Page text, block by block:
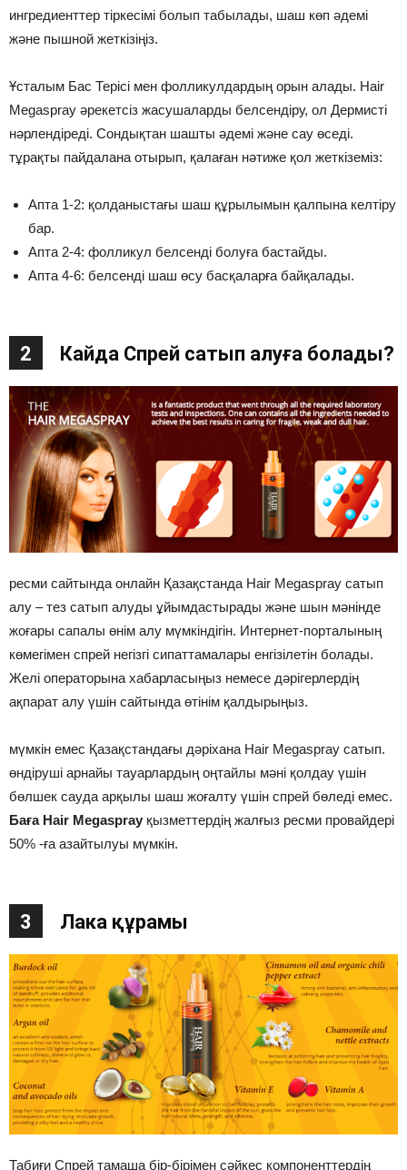
ингредиенттер тіркесімі болып табылады, шаш көп әдемі
және пышной жеткізіңіз.
Ұсталым Бас Терісі мен фолликулдардың орын алады. Hair
Megaspray әрекетсіз жасушаларды белсендіру, ол Дермисті
нәрлендіреді. Сондықтан шашты әдемі және сау өседі.
тұрақты пайдалана отырып, қалаған нәтиже қол жеткіземіз:
Апта 1-2: қолданыстағы шаш құрылымын қалпына келтіру
бар.
Апта 2-4: фолликул белсенді болуға бастайды.
Апта 4-6: белсенді шаш өсу басқаларға байқалады.
2 Кайда Спрей сатып алуға болады?
ресми сайтында онлайн Қазақстанда Hair Megaspray сатып
алу – тез сатып алуды ұйымдастырады және шын мәнінде
жоғары сапалы өнім алу мүмкіндігін. Интернет-порталының
көмегімен спрей негізгі сипаттамалары енгізілетін болады.
Желі операторына хабарласыңыз немесе дәрігерлердің
ақпарат алу үшін сайтында өтінім қалдырыңыз.
мүмкін емес Қазақстандағы дәріхана Hair Megaspray сатып.
өндіруші арнайы тауарлардың оңтайлы мәні қолдау үшін
бөлшек сауда арқылы шаш жоғалту үшін спрей бөледі емес.
Баға Hair Megaspray қызметтердің жалғыз ресми провайдері
50% -ға азайтылуы мүмкін.
3 Лака құрамы
Табиғи Спрей тамаша бір-бірімен сәйкес компоненттердің